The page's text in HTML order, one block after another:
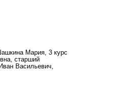
Мария, 3 курс
старший
Васильевич,